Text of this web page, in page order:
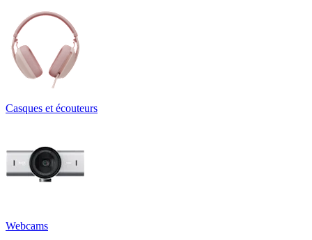
Casques et écouteurs
Webcams